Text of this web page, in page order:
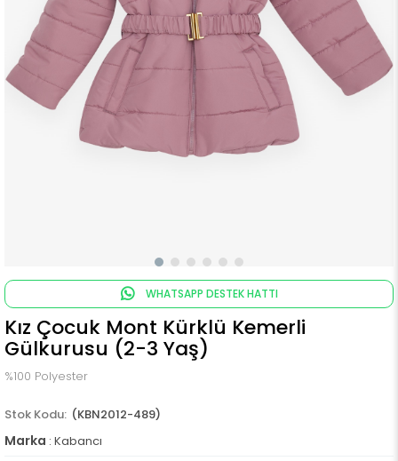
WHATSAPP DESTEK HATTI
Kız Çocuk Mont Kürklü Kemerli
Gülkurusu (2-3 Yaş)
%100 Polyester
(KBN2012-489)
Marka : Kabancı